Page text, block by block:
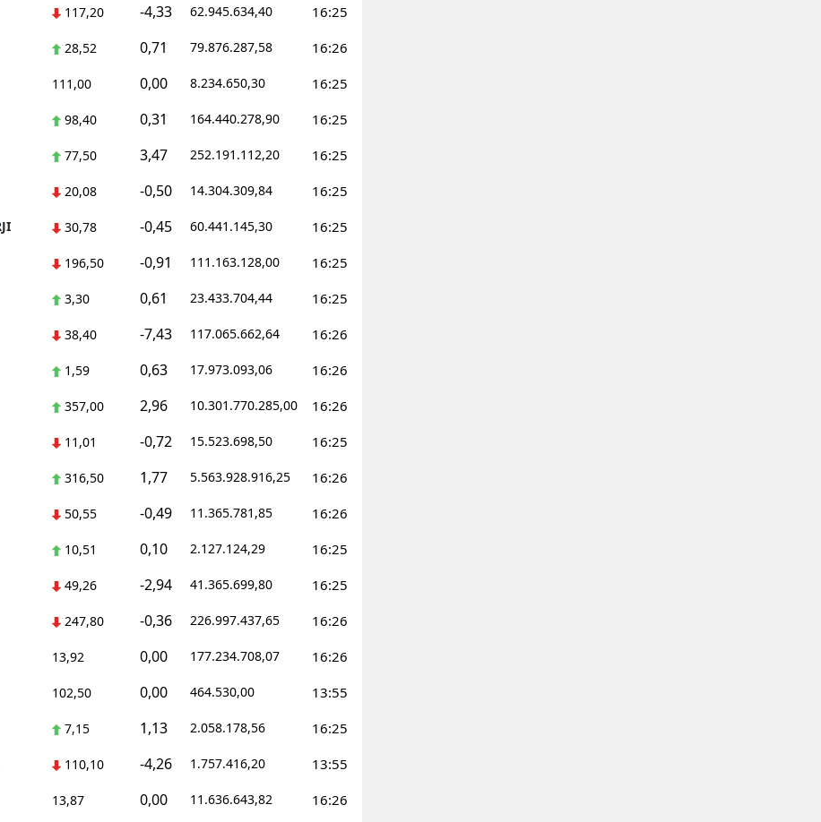
Van
Yozgat
Zonguldak
Aksaray
Bayburt
Karaman
Kırıkkale
Batman
117,20 -4,33 62.945.634,40 16:25
28,52 0,71 79.876.287,58 16:26
111,00 0,00 8.234.650,30 16:25
98,40 0,31 164.440.278,90 16:25
77,50 3,47 252.191.112,20 16:25
20,08 -0,50 14.304.309,84 16:25
30,78 -0,45 60.441.145,30 16:25
196,50 -0,91 111.163.128,00 16:25
3,30 0,61 23.433.704,44 16:25
38,40 -7,43 117.065.662,64 16:26
1,59 0,63 17.973.093,06 16:26
357,00 2,96 10.301.770.285,00 16:26
11,01 -0,72 15.523.698,50 16:25
316,50 1,77 5.563.928.916,25 16:26
50,55 -0,49 11.365.781,85 16:26
10,51 0,10 2.127.124,29 16:25
49,26 -2,94 41.365.699,80 16:25
247,80 -0,36 226.997.437,65 16:26
13,92 0,00 177.234.708,07 16:26
102,50 0,00 464.530,00 13:55
7,15 1,13 2.058.178,56 16:25
110,10 -4,26 1.757.416,20 13:55
13,87 0,00 11.636.643,82 16:26